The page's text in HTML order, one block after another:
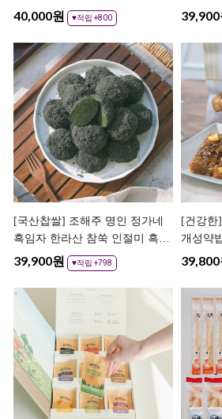
선물
40,000원 ♥적립 +800
찰 보리
39,900
[국산찹쌀] 조해주 명인 정가네
흑임자 한라산 참쑥 인절미 흑임
자 떡
39,900원 ♥적립 +798
[건강한
개성약
쌀 전통
39,800